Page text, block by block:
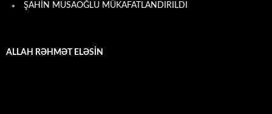
ŞAHİN MUSAOĞLU MÜKAFATLANDIRILDI
ALLAH RƏHMƏT ELƏSİN